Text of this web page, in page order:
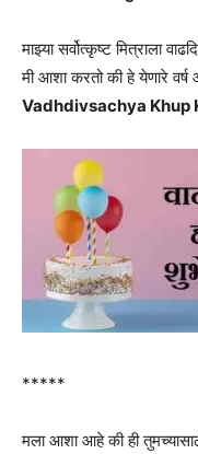
माझ्या सर्वोत्कृष्ट मित्राला
मी आशा करतो की हे येणारे
Vadhdivsachya Khup
*****
मला आशा आहे की ही